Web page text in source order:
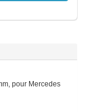
pour Mercedes